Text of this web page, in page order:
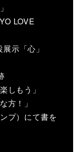
LOVE
示「心」
しもう」
方！」
プ）にて書を